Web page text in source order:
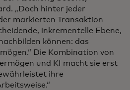
„Doch hinter jeder
markierten Transaktion
inkrementelle Ebene,
können: das
Die Kombination von
und KI macht sie erst
ihre